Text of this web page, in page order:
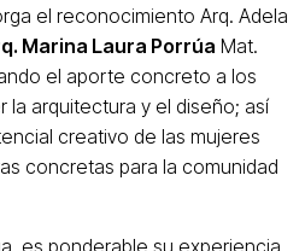
el reconocimiento Arq. Adela
Marina Laura Porrúa Mat.
el aporte concreto a los
la arquitectura y el diseño; así
creativo de las mujeres
concretas para la comunidad